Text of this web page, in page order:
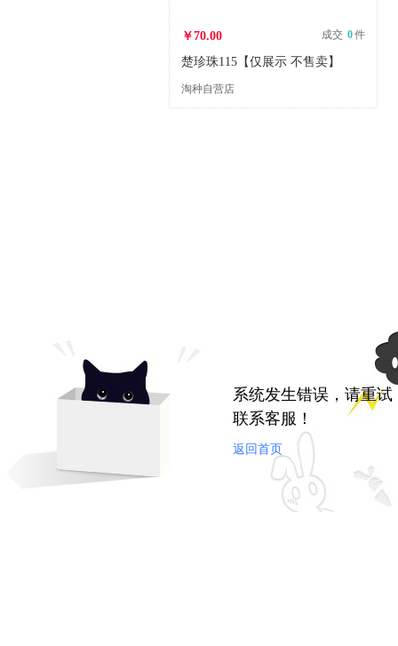
￥70.00 成交 0件
楚珍珠115【仅展示 不售卖】
淘种自营店
系统发生错误，请重
联系客服！
返回首页